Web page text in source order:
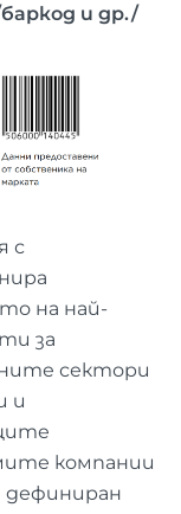
и др./
с
на най-
за
сектори
и
компании
дефиниран